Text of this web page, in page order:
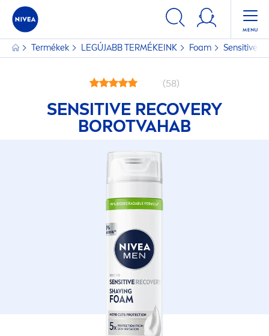
Termékek LEGÚJABB TERMÉKEINK Foam Sensitive
(58)
SENSITIVE RECOVERY
BOROTVAHAB